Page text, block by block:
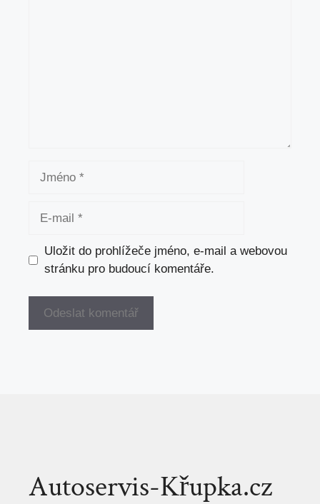
Jméno
Uložit do prohlížeče jméno, e-mail a webovou
stránku pro budoucí komentáře.
Autoservis-Křupka.cz